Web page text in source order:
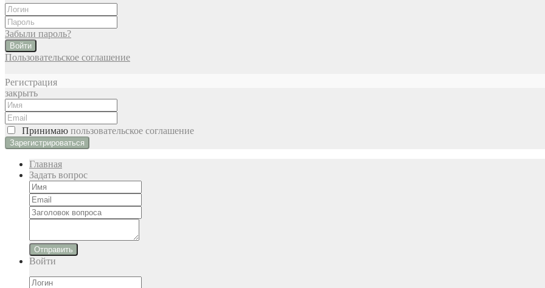
Забыли пароль?
Войти
Пользовательское соглашение
Регистрация
закрыть
Принимаю пользовательское соглашение
Главная
Задать вопрос
Отправить
Войти